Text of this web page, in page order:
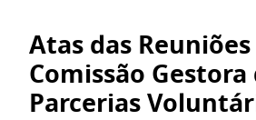
Atas das
Comissão Gestora
Parcerias